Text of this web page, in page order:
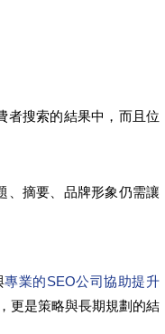
者搜索的結果中，而且位
、摘要、品牌形象仍需讓
專業的SEO公司協助提升
更是策略與長期規劃的結